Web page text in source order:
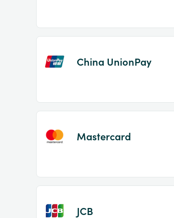
China UnionPay
Mastercard
JCB